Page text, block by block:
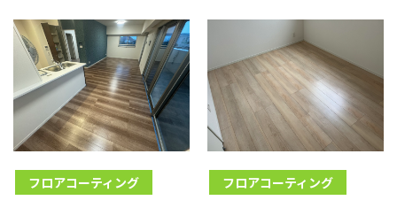
フロアコーティング フロアコーティング